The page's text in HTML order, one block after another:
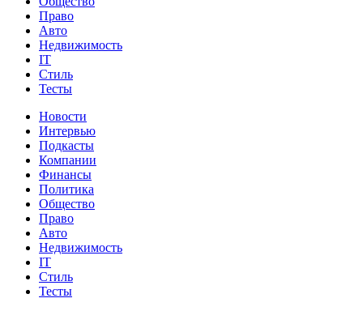
Право
Авто
Недвижимость
IT
Стиль
Тесты
Новости
Интервью
Подкасты
Компании
Финансы
Политика
Общество
Право
Авто
Недвижимость
IT
Стиль
Тесты